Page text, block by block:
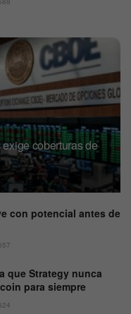
coberturas de
con potencial antes de
que Strategy nunca
para siempre